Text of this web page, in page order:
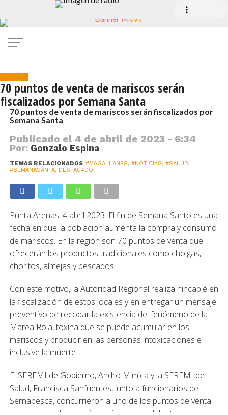
70 puntos de venta de mariscos serán
fiscalizados por Semana Santa
70 puntos de venta de mariscos serán fiscalizados por
Semana Santa
Publicado el 4 de abril de 2023 - 6:34
Por: Gonzalo Espina
TEMAS RELACIONADOS #MAGALLANES, #NOTICIAS, #SALUD,
#SEMANASANTA, DESTACADO
Punta Arenas. 4 abril 2023. El fin de Semana Santo es una
fecha en que la población aumenta la compra y consumo
de mariscos. En la región son 70 puntos de venta que
ofrecerán los productos tradicionales como cholgas,
choritos, almejas y pescados.
Con este motivo, la Autoridad Regional realiza hincapié en
la fiscalización de estos locales y en entregar un mensaje
preventivo de recodar la existencia del fenómeno de la
Marea Roja, toxina que se puede acumular en los
mariscos y producir en las personas intoxicaciones e
inclusive la muerte.
El SEREMI de Gobierno, Andro Mimica y la SEREMI de
Salud, Francisca Sanfuentes, junto a funcionarios de
Sernapesca, concurrieron a uno de los puntos de venta